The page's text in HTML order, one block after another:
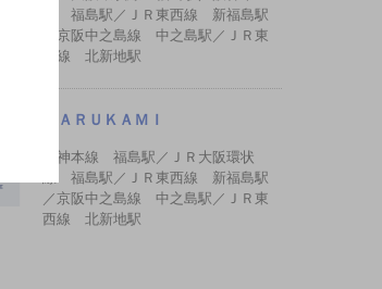
線 福島駅／ＪＲ東西線 新福島駅
／京阪中之島線 中之島駅／ＪＲ東
西線 北新地駅
ＭＡＲＵＫＡＭＩ
阪神本線 福島駅／ＪＲ大阪環状
線 福島駅／ＪＲ東西線 新福島駅
／京阪中之島線 中之島駅／ＪＲ東
西線 北新地駅